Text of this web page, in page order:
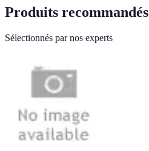
Produits recommandés
Sélectionnés par nos experts